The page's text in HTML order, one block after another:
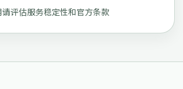
评估服务稳定性和官方条款